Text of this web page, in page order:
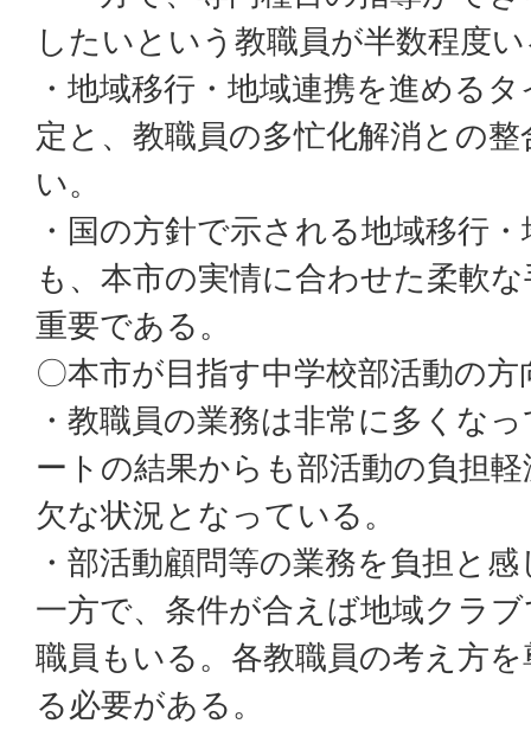
したいという教職員が半数程度
・地域移行・地域連携を進める
定と、教職員の多忙化解消との
い。
・国の方針で示される地域移行
も、本市の実情に合わせた柔軟
重要である。
〇本市が目指す中学校部活動の
・教職員の業務は非常に多くな
ートの結果からも部活動の負担
欠な状況となっている。
・部活動顧問等の業務を負担と
一方で、条件が合えば地域クラ
職員もいる。各教職員の考え方
る必要がある。